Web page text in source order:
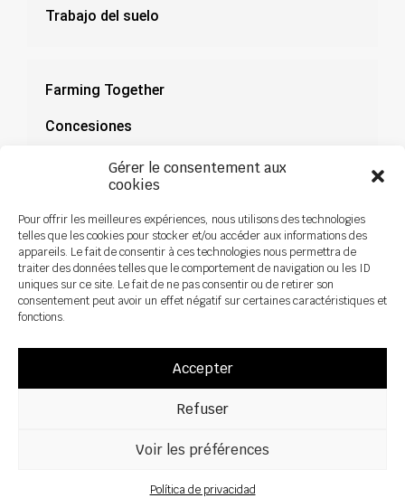
Gérer le consentement aux
cookies
Pour offrir les meilleures expériences, nous utilisons des technologies
telles que les cookies pour stocker et/ou accéder aux informations des
appareils. Le fait de consentir à ces technologies nous permettra de
traiter des données telles que le comportement de navigation ou les ID
uniques sur ce site. Le fait de ne pas consentir ou de retirer son
consentement peut avoir un effet négatif sur certaines caractéristiques et
fonctions.
Accepter
Refuser
Voir les préférences
Política de privacidad
Trabajo del suelo
Farming Together
Concesiones
Documentación
Todos los derechos reservados ©2026 Sky Agriculture – Diseño:
Política de privacidad